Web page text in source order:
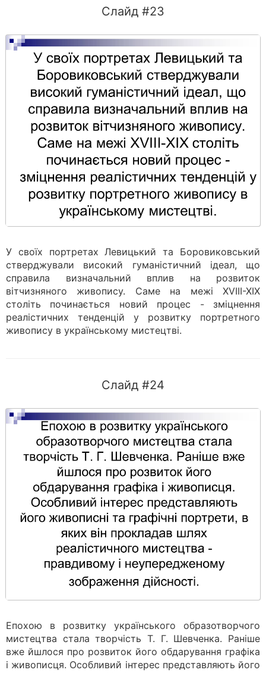
Слайд #23
У своїх портретах Левицький та Боровиковський
стверджували високий гуманістичний ідеал, що
справила визначальний вплив на розвиток
вітчизняного живопису. Саме на межі XVIII-XIX
століть починається новий процес - зміцнення
реалістичних тенденцій у розвитку портретного
живопису в українському мистецтві.
Слайд #24
Епохою в розвитку українського образотворчого
мистецтва стала творчість Т. Г. Шевченка. Раніше
вже йшлося про розвиток його обдарування графіка
і живописця. Особливий інтерес представляють його